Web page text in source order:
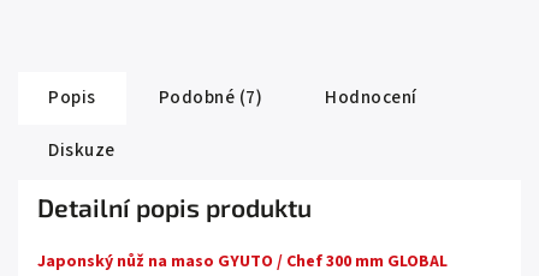
Popis Podobné (7)
Hodnocení
Diskuze
Detailní popis produktu
Japonský nůž na maso GYUTO / Chef 300 mm GLOBAL